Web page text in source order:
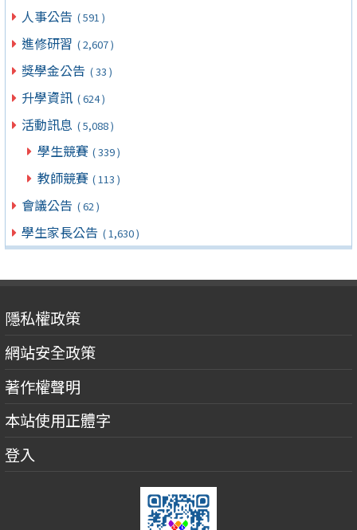
人事公告 ( 591 )
進修研習 ( 2,607 )
獎學金公告 ( 33 )
升學資訊 ( 624 )
活動訊息 ( 5,088 )
學生競賽 ( 339 )
教師競賽 ( 113 )
會議公告 ( 62 )
學生家長公告 ( 1,630 )
隱私權政策
網站安全政策
著作權聲明
本站使用正體字
登入